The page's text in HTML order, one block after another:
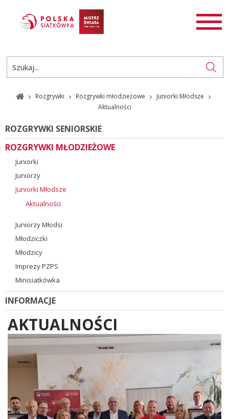
AKTUALNOŚCI
ROZGRYWKI
PL
EN
Rozgrywki Rozgrywki młodzieżowe
Juniorki Młodsze
Aktualności
ROZGRYWKI SENIORSKIE
ROZGRYWKI MŁODZIEŻOWE
Juniorki
Juniorzy
Juniorki Młodsze
Aktualności
Juniorzy Młodsi
Młodziczki
Młodzicy
Imprezy PZPS
Minisiatkówka
INFORMACJE
AKTUALNOŚCI